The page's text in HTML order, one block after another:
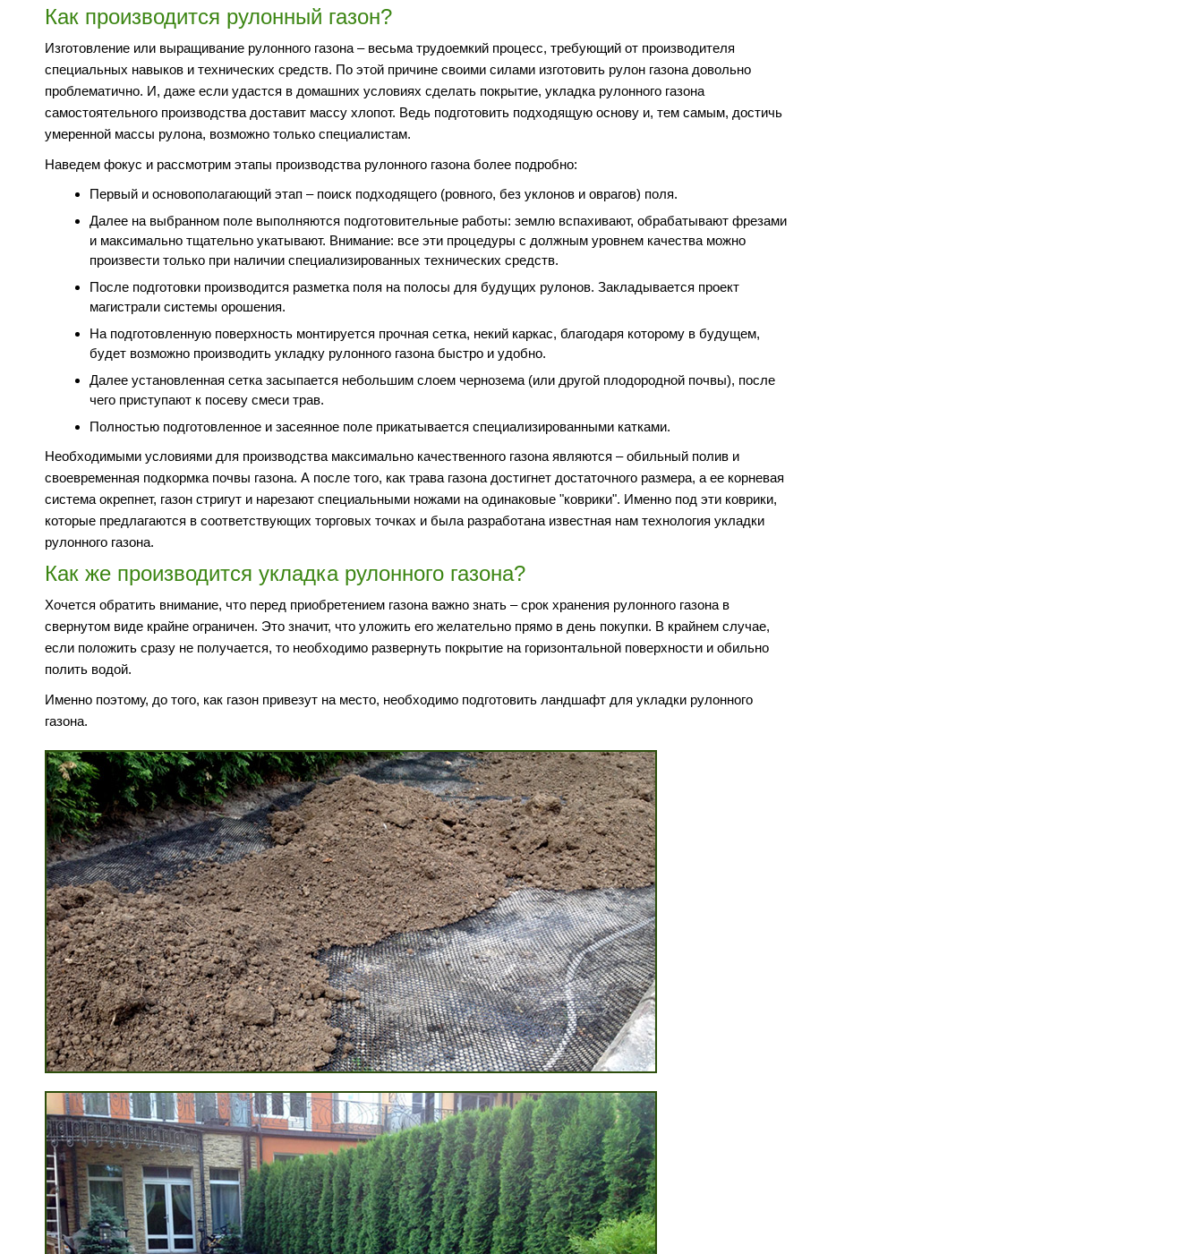
Как производится рулонный газон?
Изготовление или выращивание рулонного газона – весьма трудоемкий процесс, требующий от производителя
специальных навыков и технических средств. По этой причине своими силами изготовить рулон газона довольно
проблематично. И, даже если удастся в домашних условиях сделать покрытие, укладка рулонного газона
самостоятельного производства доставит массу хлопот. Ведь подготовить подходящую основу и, тем самым, достичь
умеренной массы рулона, возможно только специалистам.
Наведем фокус и рассмотрим этапы производства рулонного газона более подробно:
Первый и основополагающий этап – поиск подходящего (ровного, без уклонов и оврагов) поля.
Далее на выбранном поле выполняются подготовительные работы: землю вспахивают, обрабатывают фрезами
и максимально тщательно укатывают. Внимание: все эти процедуры с должным уровнем качества можно
произвести только при наличии специализированных технических средств.
После подготовки производится разметка поля на полосы для будущих рулонов. Закладывается проект
магистрали системы орошения.
На подготовленную поверхность монтируется прочная сетка, некий каркас, благодаря которому в будущем,
будет возможно производить укладку рулонного газона быстро и удобно.
Далее установленная сетка засыпается небольшим слоем чернозема (или другой плодородной почвы), после
чего приступают к посеву смеси трав.
Полностью подготовленное и засеянное поле прикатывается специализированными катками.
Необходимыми условиями для производства максимально качественного газона являются – обильный полив и
своевременная подкормка почвы газона. А после того, как трава газона достигнет достаточного размера, а ее корневая
система окрепнет, газон стригут и нарезают специальными ножами на одинаковые "коврики". Именно под эти коврики,
которые предлагаются в соответствующих торговых точках и была разработана известная нам технология укладки
рулонного газона.
Как же производится укладка рулонного газона?
Хочется обратить внимание, что перед приобретением газона важно знать – срок хранения рулонного газона в
свернутом виде крайне ограничен. Это значит, что уложить его желательно прямо в день покупки. В крайнем случае,
если положить сразу не получается, то необходимо развернуть покрытие на горизонтальной поверхности и обильно
полить водой.
Именно поэтому, до того, как газон привезут на место, необходимо подготовить ландшафт для укладки рулонного
газона.